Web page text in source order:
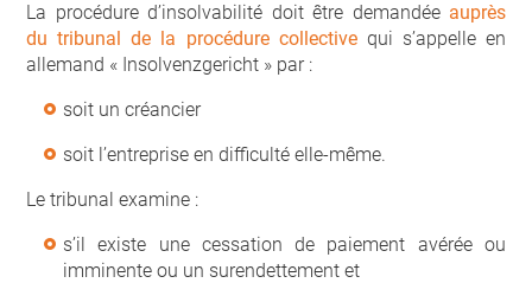
La procédure d’insolvabilité doit être demandée auprès
du tribunal de la procédure collectivequi s’appelle en
allemand « Insolvenzgericht » par :
soit un créancier
soit l’entreprise en difficulté elle-même.
Le tribunal examine :
s’il existe une cessation de paiement avérée ou
imminente ou un surendettement et